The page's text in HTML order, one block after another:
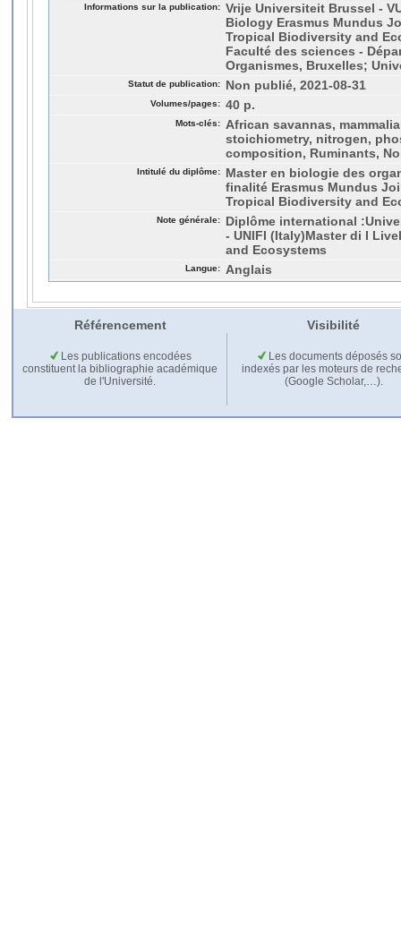
Informations sur la publication: Vrije Universiteit Brussel -
Biology Erasmus Mundus
Tropical Biodiversity and
Faculté des sciences -
Organismes, Bruxelles;
Statut de publication: Non publié, 2021-08-31
Volumes/pages: 40 p.
Mots-clés:
African savannas,
stoichiometry, nitrogen,
composition, Ruminants,
Intitulé du diplôme:
Master en biologie des
finalité Erasmus Mundus
Tropical Biodiversity and
Note générale:
Diplôme international
- UNIFI (Italy)Master di I
and Ecosystems
Langue: Anglais
Référencement Visibilité
Les publications encodées
constituent la bibliographie académique
de l'Université.
Les documents déposés
indexés par les moteurs de
(Google Scholar,…).